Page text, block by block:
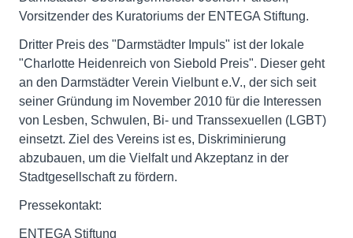
Vorsitzender des Kuratoriums der ENTEGA Stiftung.
Dritter Preis des "Darmstädter Impuls" ist der lokale
"Charlotte Heidenreich von Siebold Preis". Dieser geht
an den Darmstädter Verein Vielbunt e.V., der sich seit
seiner Gründung im November 2010 für die Interessen
von Lesben, Schwulen, Bi- und Transsexuellen (LGBT)
einsetzt. Ziel des Vereins ist es, Diskriminierung
abzubauen, um die Vielfalt und Akzeptanz in der
Stadtgesellschaft zu fördern.
Pressekontakt:
ENTEGA Stiftung